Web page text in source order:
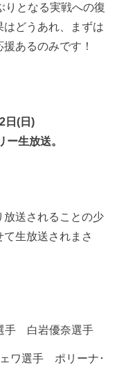
りとなる実戦への復
どうあれ、まずは
あるのみです！
日(日)
生放送。
放送されることの少
生放送されまさ
手 白岩優奈選手
ワ選手 ポリーナ･